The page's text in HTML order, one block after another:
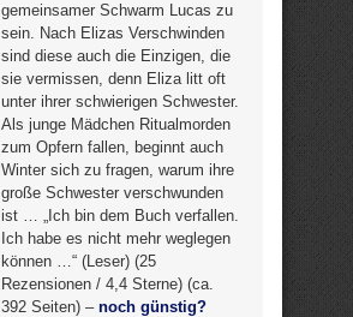
gemeinsamer Schwarm Lucas zu
sein. Nach Elizas Verschwinden
sind diese auch die Einzigen, die
sie vermissen, denn Eliza litt oft
unter ihrer schwierigen Schwester.
Als junge Mädchen Ritualmorden
zum Opfern fallen, beginnt auch
Winter sich zu fragen, warum ihre
große Schwester verschwunden
ist … „Ich bin dem Buch verfallen.
Ich habe es nicht mehr weglegen
können …“ (Leser) (25
Rezensionen / 4,4 Sterne) (ca.
392 Seiten) – noch günstig?